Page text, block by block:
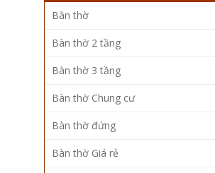
Bàn thờ
Bàn thờ 2 tầng
Bàn thờ 3 tầng
Bàn thờ Chung cư
Bàn thờ đứng
Bàn thờ Giá rẻ